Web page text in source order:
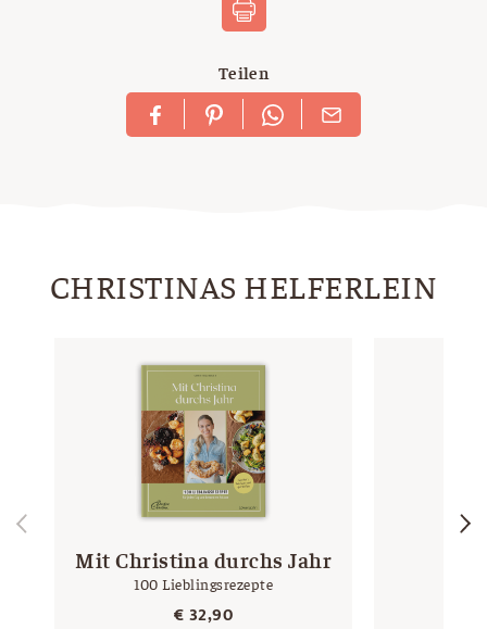
Teilen
CHRISTINAS HELFERLEIN
Mit Christina durchs Jahr
100 Lieblingsrezepte
€32,90